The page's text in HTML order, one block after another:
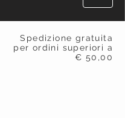
Spedizione gratuita
per ordini superiori a
€ 50,00